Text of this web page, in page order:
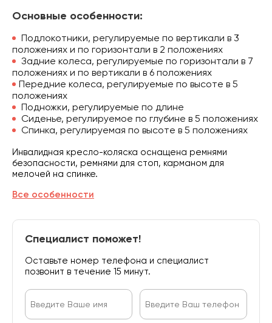
Основные особенности:
Подлокотники, регулируемые по вертикали в 3
положениях и по горизонтали в 2 положениях
Задние колеса, регулируемые по горизонтали в 7
положениях и по вертикали в 6 положениях
Передние колеса, регулируемые по высоте в 5
положениях
Подножки, регулируемые по длине
Сиденье, регулируемое по глубине в 5 положениях
Спинка, регулируемая по высоте в 5 положениях
Инвалидная кресло-коляска оснащена ремнями
безопасности, ремнями для стоп, карманом для
мелочей на спинке.
Все особенности
Специалист поможет!
Оставьте номер телефона и специалист
позвонит в течение 15 минут.